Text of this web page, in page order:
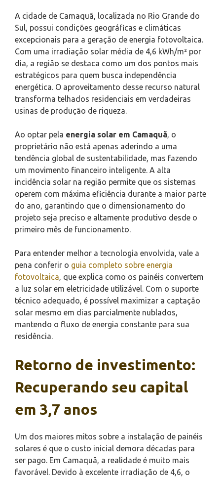
A cidade de Camaquã, localizada no Rio Grande do
Sul, possui condições geográficas e climáticas
excepcionais para a geração de energia fotovoltaica.
Com uma irradiação solar média de 4,6 kWh/m² por
dia, a região se destaca como um dos pontos mais
estratégicos para quem busca independência
energética. O aproveitamento desse recurso natural
transforma telhados residenciais em verdadeiras
usinas de produção de riqueza.
Ao optar pela energia solar em Camaquã , o
proprietário não está apenas aderindo a uma
tendência global de sustentabilidade, mas fazendo
um movimento financeiro inteligente. A alta
incidência solar na região permite que os sistemas
operem com máxima eficiência durante a maior parte
do ano, garantindo que o dimensionamento do
projeto seja preciso e altamente produtivo desde o
primeiro mês de funcionamento.
Para entender melhor a tecnologia envolvida, vale a
pena conferir o guia completo sobre energia
fotovoltaica , que explica como os painéis convertem
a luz solar em eletricidade utilizável. Com o suporte
técnico adequado, é possível maximizar a captação
solar mesmo em dias parcialmente nublados,
mantendo o fluxo de energia constante para sua
residência.
Retorno de investimento:
Recuperando seu capital
em 3,7 anos
Um dos maiores mitos sobre a instalação de painéis
solares é que o custo inicial demora décadas para
ser pago. Em Camaquã, a realidade é muito mais
favorável. Devido à excelente irradiação de 4,6, o